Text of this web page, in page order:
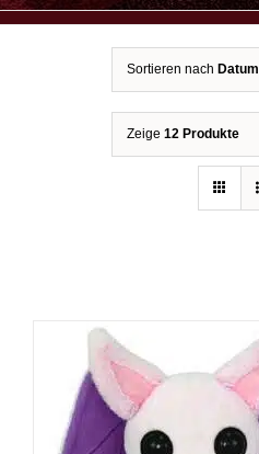
Sortieren nach Datum
Zeige 12 Produkte